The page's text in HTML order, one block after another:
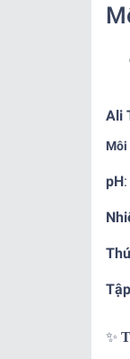
Ali
Môi
pH
✨